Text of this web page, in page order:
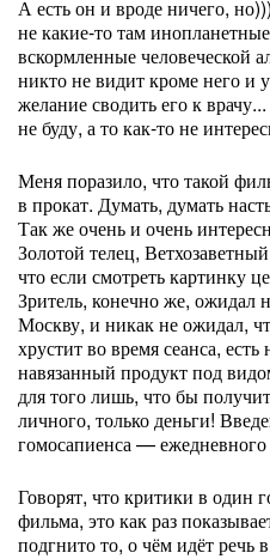
А есть он и вроде ничего,
не какие-то там
вскормленные человеческой
никто не видит кроме него и
желание сводить его к
не буду, а то как-то не
Меня поразило, что такой
в прокат. Думать, думать
Так же очень и очень
Золотой телец,
что если смотреть картинку
Зритель, конечно же, ожидал
Москву, и никак не ожидал,
хрустит во время сеанса,
навязанный продукт под
для того лишь, что бы
личного, только деньги!
гомосапиенса — ежедневного
Говорят, что критики в один
фильма, это как раз
подгнито то, о чём идёт речь